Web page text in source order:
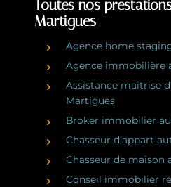
Toutes nos
Martigues
Agence home
Agence immobilière
Assistance maîtrise
Martigues
Broker immobilier
Chasseur d’appart
Chasseur de maison
Conseil immobilier